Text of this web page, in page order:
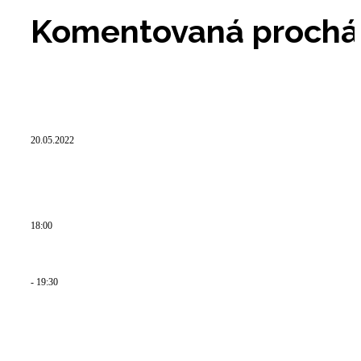
Komentovaná
20.05.2022
18:00
- 19:30